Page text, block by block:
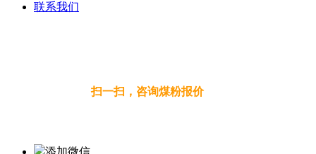
联系我们
扫一扫，咨询煤粉报价